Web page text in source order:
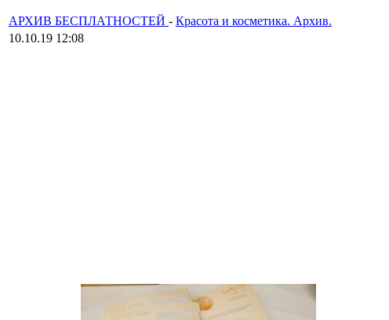
АРХИВ БЕСПЛАТНОСТЕЙ - Красота и косметика. Архив.
10.10.19 12:08